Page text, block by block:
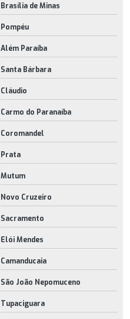
Brasília de Minas
Pompéu
Além Paraíba
Santa Bárbara
Cláudio
Carmo do Paranaíba
Coromandel
Prata
Mutum
Novo Cruzeiro
Sacramento
Elói Mendes
Camanducaia
São João Nepomuceno
Tupaciguara